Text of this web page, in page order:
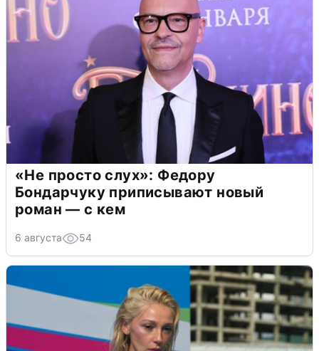
«Не просто слух»: Федору
Бондарчуку приписывают новый
роман — с кем
6 августа 54